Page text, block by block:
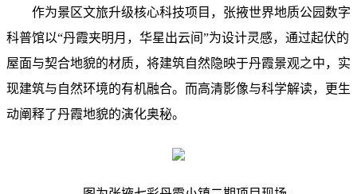
作为景区文旅升级核心科技项目，张掖世界地质公园数字
科普馆以“丹霞夹明月，华星出云间”为设计灵感，通过起伏的
屋面与契合地貌的材质，将建筑自然隐映于丹霞景观之中，实
现建筑与自然环境的有机融合。而高清影像与科学解读，更生
动阐释了丹霞地貌的演化奥秘。